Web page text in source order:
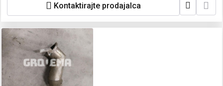
Kontaktirajte prodajalca